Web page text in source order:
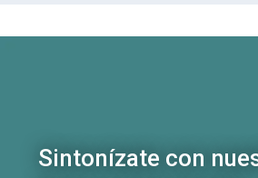
Sintonízate con